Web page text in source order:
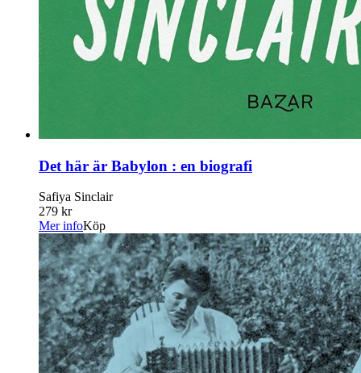
Det här är Babylon : en biografi
Safiya Sinclair
279 kr
Mer infoKöp